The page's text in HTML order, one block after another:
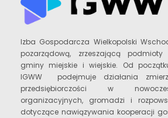
Izba Gospodarcza Wielkopolski
pozarządową, zrzeszającą
gminy miejskie i wiejskie. Od
IGWW podejmuje działania
przedsiębiorczości w
organizacyjnych, gromadzi i
dotyczące nawiązywania kooperacji